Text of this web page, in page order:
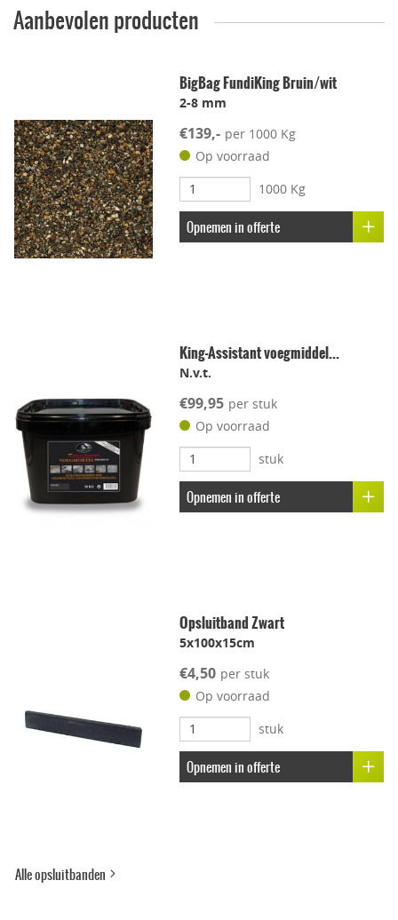
Lichtgewicht
Onderhoudsvriendelijk
Kleur-ondersteunend
Uitbloei remmend
Aanbevolen producten
BigBag FundiKing Bruin/wit
2-8 mm
€139,- per 1000 Kg
Op voorraad
1000 Kg
Opnemen in offerte
King-Assistant voegmiddel...
N.v.t.
€99,95 per stuk
Op voorraad
stuk
Opnemen in offerte
Opsluitband Zwart
5x100x15cm
€4,50 per stuk
Op voorraad
stuk
Opnemen in offerte
Alle opsluitbanden